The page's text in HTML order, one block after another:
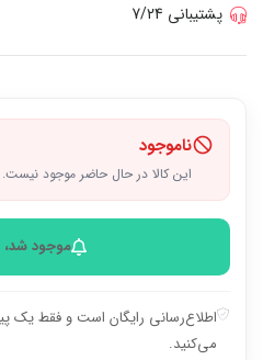
پشتیبانی 7/24
ناموجود
این کالا در حال حاضر موجود نیست.
موجود شد،
اطلاع‌رسانی رایگان است و فقط یک
می‌کنید.